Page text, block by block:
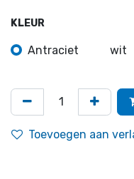
KLEUR
Antraciet wit
Toevoegen aan